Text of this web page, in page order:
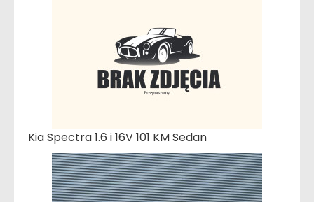
Kia Spectra 1.6 i 16V 101 KM Sedan